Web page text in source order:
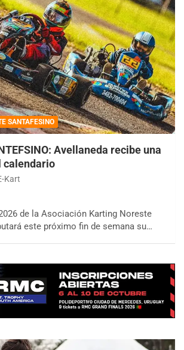
SANTAFESINO
Avellaneda recibe una
calendario
Kart
de la Asociación Karting Noreste
este próximo fin de semana su…